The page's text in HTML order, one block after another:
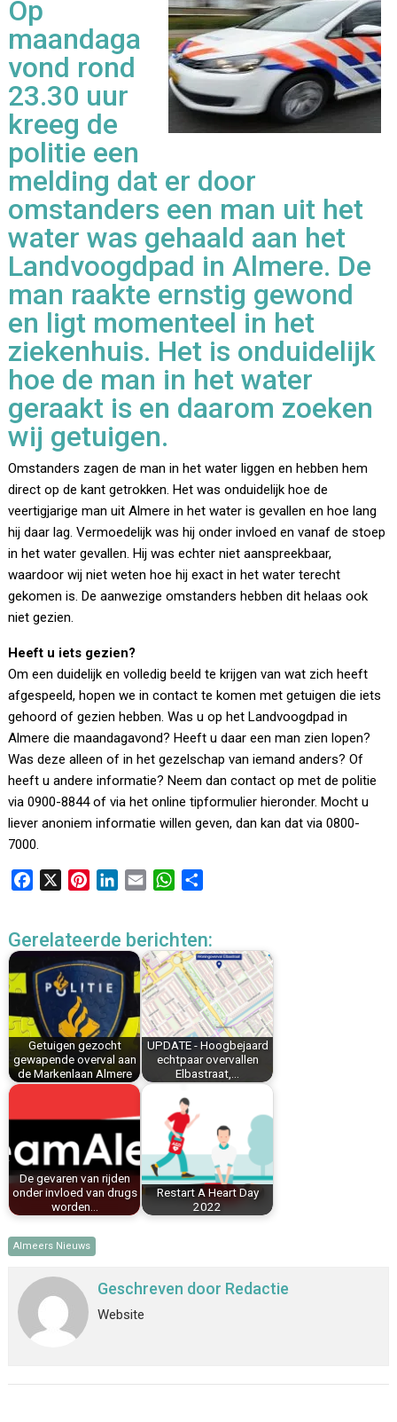
Op
maandaga
vond rond
23.30 uur
kreeg de
politie een
melding dat er door
omstanders een man uit het
water was gehaald aan het
Landvoogdpad in Almere. De
man raakte ernstig gewond
en ligt momenteel in het
ziekenhuis. Het is onduidelijk
hoe de man in het water
geraakt is en daarom zoeken
wij getuigen.
Omstanders zagen de man in het water liggen en hebben hem
direct op de kant getrokken. Het was onduidelijk hoe de
veertigjarige man uit Almere in het water is gevallen en hoe lang
hij daar lag. Vermoedelijk was hij onder invloed en vanaf de stoep
in het water gevallen. Hij was echter niet aanspreekbaar,
waardoor wij niet weten hoe hij exact in het water terecht
gekomen is. De aanwezige omstanders hebben dit helaas ook
niet gezien.
Heeft u iets gezien?
Om een duidelijk en volledig beeld te krijgen van wat zich heeft
afgespeeld, hopen we in contact te komen met getuigen die iets
gehoord of gezien hebben. Was u op het Landvoogdpad in
Almere die maandagavond? Heeft u daar een man zien lopen?
Was deze alleen of in het gezelschap van iemand anders? Of
heeft u andere informatie? Neem dan contact op met de politie
via 0900-8844 of via het online tipformulier hieronder. Mocht u
liever anoniem informatie willen geven, dan kan dat via 0800-
7000.
e
b
o
o
k
t
e
r
s
t
k
e
d
I
n
i
l
W
t
s
A
p
p
e
n
Gerelateerde berichten:
Getuigen gezocht
gewapende overval aan
de Markenlaan Almere
UPDATE - Hoogbejaard
echtpaar overvallen
Elbastraat,…
De gevaren van rijden
onder invloed van drugs
worden…
Restart A Heart Day
2022
Almeers Nieuws
Geschreven door Redactie
Website